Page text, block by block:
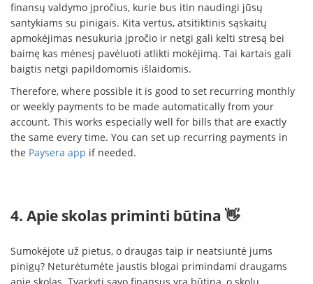
finansų valdymo įpročius, kurie bus itin naudingi jūsų
santykiams su pinigais. Kita vertus, atsitiktinis sąskaitų
apmokėjimas nesukuria įpročio ir netgi gali kelti stresą bei
baimę kas mėnesį pavėluoti atlikti mokėjimą. Tai kartais gali
baigtis netgi papildomomis išlaidomis.
Therefore, where possible it is good to set recurring monthly
or weekly payments to be made automatically from your
account. This works especially well for bills that are exactly
the same every time. You can set up recurring payments in
the Paysera app if needed.
4. Apie skolas priminti būtina 👋
Sumokėjote už pietus, o draugas taip ir neatsiuntė jums
pinigų? Neturėtumėte jaustis blogai primindami draugams